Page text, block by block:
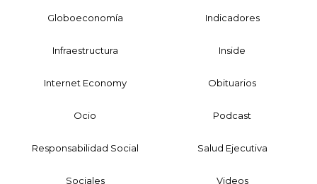
Globoeconomía Indicadores
Infraestructura Inside
Internet Economy Obituarios
Ocio Podcast
Responsabilidad Social Salud Ejecutiva
Sociales Videos